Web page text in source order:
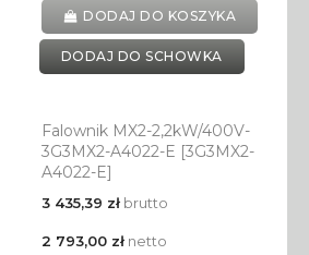
DODAJ DO KOSZYKA
DODAJ DO SCHOWKA
Falownik MX2-2,2kW/400V-
3G3MX2-A4022-E [3G3MX2-
A4022-E]
3 435,39 złbrutto
2 793,00 złnetto